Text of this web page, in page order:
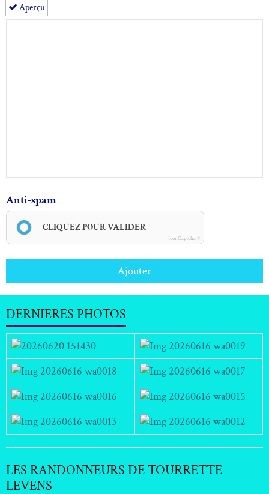
Aperçu
Anti-spam
CLIQUEZ POUR VALIDER
IconCaptcha ©
Ajouter
DERNIERES PHOTOS
LES RANDONNEURS DE TOURRETTE-
LEVENS